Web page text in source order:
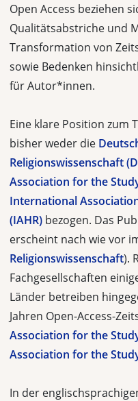
Open Access beziehen
Qualitätsabstriche und
Transformation von
sowie Bedenken
für Autor*innen.
Eine klare Position zum
bisher weder die
Religionswissenschaft
Association for the
International
(IAHR) bezogen. Das
erscheint nach wie vor
Religionswissenschaft).
Fachgesellschaften
Länder betreiben
Jahren Open-Access-
Association for the
Association for the
In der